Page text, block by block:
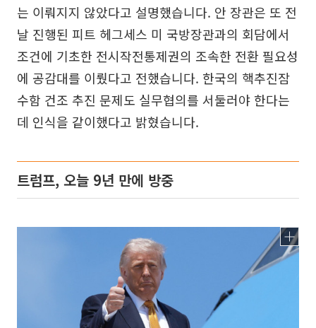
는 이뤄지지 않았다고 설명했습니다. 안 장관은 또 전
날 진행된 피트 헤그세스 미 국방장관과의 회담에서
조건에 기초한 전시작전통제권의 조속한 전환 필요성
에 공감대를 이뤘다고 전했습니다. 한국의 핵추진잠
수함 건조 추진 문제도 실무협의를 서둘러야 한다는
데 인식을 같이했다고 밝혔습니다.
트럼프, 오늘 9년 만에 방중